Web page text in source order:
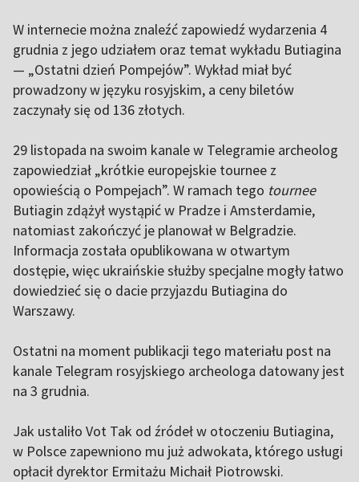
W internecie można znaleźć zapowiedź wydarzenia 4
grudnia z jego udziałem oraz temat wykładu Butiagina
— „Ostatni dzień Pompejów”. Wykład miał być
prowadzony w języku rosyjskim, a ceny biletów
zaczynały się od 136 złotych.
29 listopada na swoim kanale w Telegramie archeolog
zapowiedział „krótkie europejskie tournee z
opowieścią o Pompejach”. W ramach tego tournee
Butiagin zdążył wystąpić w Pradze i Amsterdamie,
natomiast zakończyć je planował w Belgradzie.
Informacja została opublikowana w otwartym
dostępie, więc ukraińskie służby specjalne mogły łatwo
dowiedzieć się o dacie przyjazdu Butiagina do
Warszawy.
Ostatni na moment publikacji tego materiału post na
kanale Telegram rosyjskiego archeologa datowany jest
na 3 grudnia.
Jak ustaliło Vot Tak od źródeł w otoczeniu Butiagina,
w Polsce zapewniono mu już adwokata, którego usługi
opłacił dyrektor Ermitażu Michaił Piotrowski.